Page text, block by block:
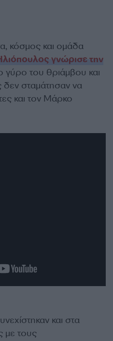
κόσμος και ομάδα
γνώρισε την
γύρο του θριάμβου και
δεν σταμάτησαν να
και τον Μάρκο
και στα
με τους